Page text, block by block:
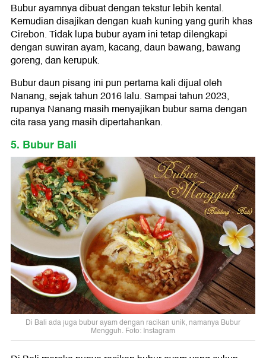
Bubur ayamnya dibuat dengan tekstur lebih kental.
Kemudian disajikan dengan kuah kuning yang gurih khas
Cirebon. Tidak lupa bubur ayam ini tetap dilengkapi
dengan suwiran ayam, kacang, daun bawang, bawang
goreng, dan kerupuk.
Bubur daun pisang ini pun pertama kali dijual oleh
Nanang, sejak tahun 2016 lalu. Sampai tahun 2023,
rupanya Nanang masih menyajikan bubur sama dengan
cita rasa yang masih dipertahankan.
5. Bubur Bali
Di Bali ada juga bubur ayam dengan racikan unik, namanya Bubur
Mengguh. Foto: Instagram